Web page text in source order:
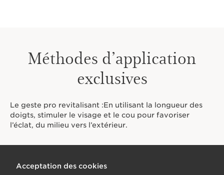
Méthodes d’application
exclusives
Le geste pro revitalisant :En utilisant la longueur des
doigts, stimuler le visage et le cou pour favoriser
l’éclat, du milieu vers l’extérieur.
Acceptation des cookies